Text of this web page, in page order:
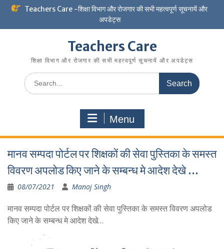
Skip
Teachers Care -शिक्षा विभाग और रोजगार की सभी महत्वपूर्ण सूचनायें और
अपडेट्स
Teachers Care
शिक्षा विभाग और रोजगार की सभी महत्वपूर्ण सूचनायें और अपडेट्स
Search
for:
Menu
मानव सम्पदा पोर्टल पर शिक्षकों की सेवा पुस्तिका के समस्त
विवरण अपलोड किए जाने के सम्बन्ध मे आदेश देखे …
08/07/2021 Manoj Singh
मानव सम्पदा पोर्टल पर शिक्षकों की सेवा पुस्तिका के समस्त विवरण अपलोड
किए जाने के सम्बन्ध मे आदेश देखे…